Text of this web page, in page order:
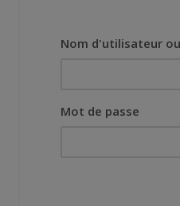
Nom d'utilisateur
Mot de passe